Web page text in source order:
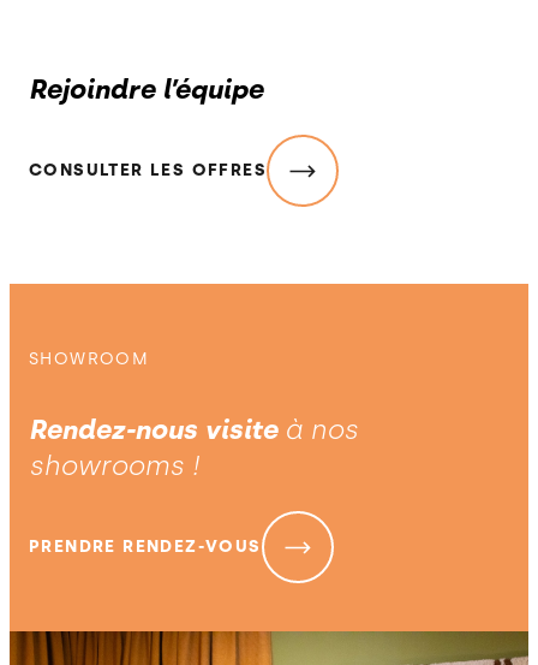
Rejoindre l’équipe
CONSULTER LES OFFRES
SHOWROOM
Rendez-nous visiteà nos
showrooms !
PRENDRE RENDEZ-VOUS